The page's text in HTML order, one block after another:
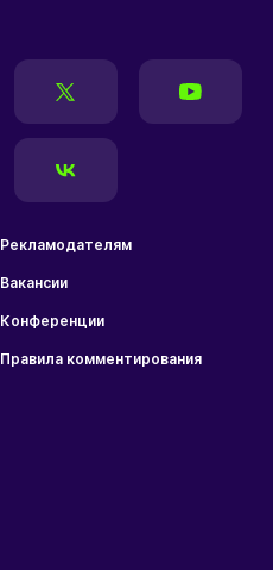
Рекламодателям
Вакансии
Конференции
Правила комментирования